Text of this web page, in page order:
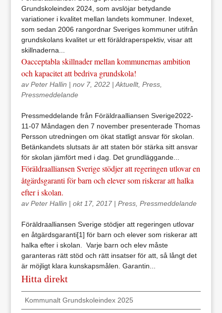
Grundskoleindex 2024, som avslöjar betydande
variationer i kvalitet mellan landets kommuner. Indexet,
som sedan 2006 rangordnar Sveriges kommuner utifrån
grundskolans kvalitet ur ett föräldraperspektiv, visar att
skillnaderna...
Oacceptabla skillnader mellan kommunernas ambition
och kapacitet att bedriva grundskola!
avPeter Hallin | nov 7, 2022| Aktuellt, Press,
Pressmeddelande
Pressmeddelande från Föräldraalliansen Sverige2022-
11-07 Måndagen den 7 november presenterade Thomas
Persson utredningen om ökat statligt ansvar för skolan.
Betänkandets slutsats är att staten bör stärka sitt ansvar
för skolan jämfört med i dag. Det grundläggande...
Föräldraalliansen Sverige stödjer att regeringen utlovar en
åtgärdsgaranti för barn och elever som riskerar att halka
efter i skolan.
avPeter Hallin | okt 17, 2017| Press, Pressmeddelande
Föräldraalliansen Sverige stödjer att regeringen utlovar
en åtgärdsgaranti[1] för barn och elever som riskerar att
halka efter i skolan. Varje barn och elev måste
garanteras rätt stöd och rätt insatser för att, så långt det
är möjligt klara kunskapsmålen. Garantin...
Hitta direkt
Kommunalt Grundskoleindex 2025